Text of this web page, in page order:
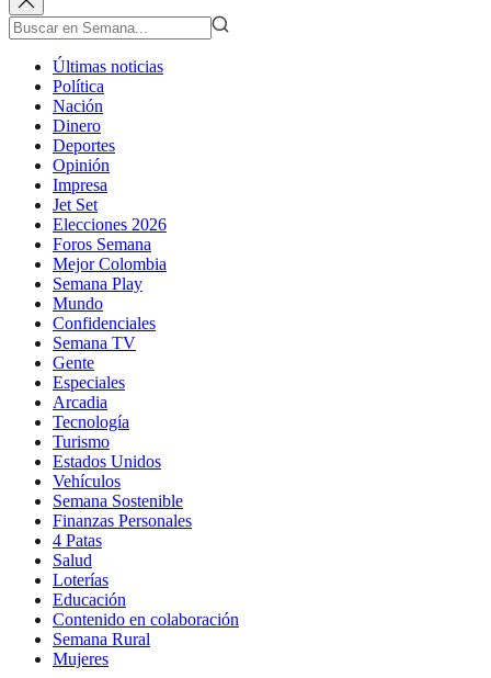
Últimas noticias
Política
Nación
Dinero
Deportes
Opinión
Impresa
Jet Set
Elecciones 2026
Foros Semana
Mejor Colombia
Semana Play
Mundo
Confidenciales
Semana TV
Gente
Especiales
Arcadia
Tecnología
Turismo
Estados Unidos
Vehículos
Semana Sostenible
Finanzas Personales
4 Patas
Salud
Loterías
Educación
Contenido en colaboración
Semana Rural
Mujeres